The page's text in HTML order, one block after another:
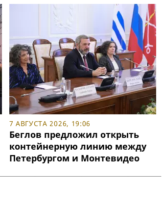
7 АВГУСТА 2026, 19:06
Беглов предложил открыть
контейнерную линию между
Петербургом и Монтевидео